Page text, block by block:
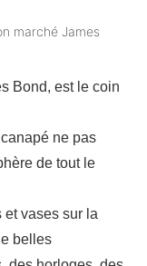
Bond, est le coin
ne pas
de tout le
et vases sur la
belles